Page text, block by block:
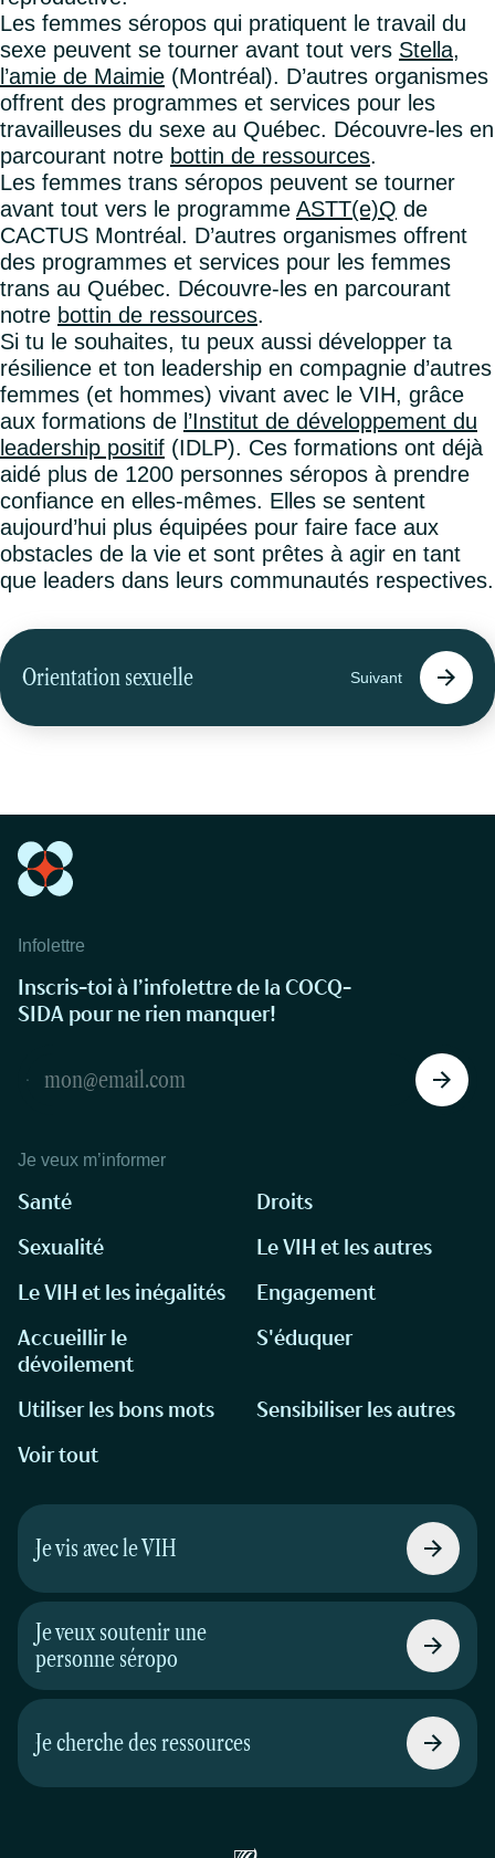
Les femmes séropos qui pratiquent le travail du
sexe peuvent se tourner avant tout vers Stella,
l’amie de Maimie (Montréal). D’autres organismes
offrent des programmes et services pour les
travailleuses du sexe au Québec. Découvre-les en
parcourant notre bottin de ressources.
Les femmes trans séropos peuvent se tourner
avant tout vers le programme ASTT(e)Q de
CACTUS Montréal. D’autres organismes offrent
des programmes et services pour les femmes
trans au Québec. Découvre-les en parcourant
notre bottin de ressources.
Si tu le souhaites, tu peux aussi développer ta
résilience et ton leadership en compagnie d’autres
femmes (et hommes) vivant avec le VIH, grâce
aux formations de l’Institut de développement du
leadership positif (IDLP). Ces formations ont déjà
aidé plus de 1200 personnes séropos à prendre
confiance en elles-mêmes. Elles se sentent
aujourd’hui plus équipées pour faire face aux
obstacles de la vie et sont prêtes à agir en tant
que leaders dans leurs communautés respectives.
Orientation sexuelle Suivant
Infolettre
Inscris-toi à l’infolettre de la COCQ-
SIDA pour ne rien manquer!
Je veux m’informer
Santé
Droits
Sexualité
Le VIH et les autres
Le VIH et les inégalités
Engagement
Accueillir le
dévoilement
S'éduquer
Utiliser les bons mots
Sensibiliser les autres
Voir tout
Je vis avec le VIH
Je veux soutenir une
personne séropo
Je cherche des ressources